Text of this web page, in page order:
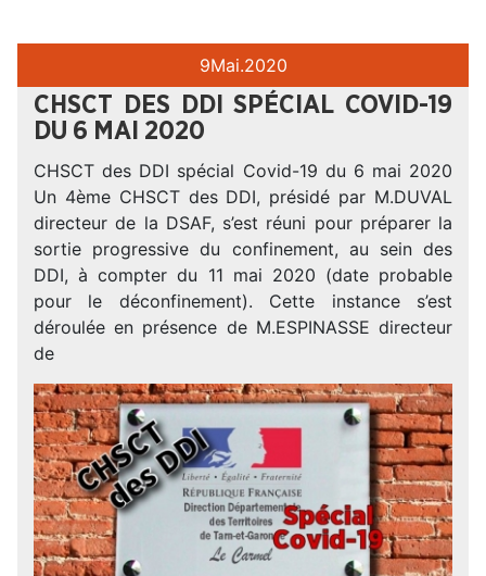
9Mai.2020
CHSCT DES DDI SPÉCIAL COVID-19
DU 6 MAI 2020
CHSCT des DDI spécial Covid-19 du 6 mai 2020
Un 4ème CHSCT des DDI, présidé par M.DUVAL
directeur de la DSAF, s’est réuni pour préparer la
sortie progressive du confinement, au sein des
DDI, à compter du 11 mai 2020 (date probable
pour le déconfinement). Cette instance s’est
déroulée en présence de M.ESPINASSE directeur
de